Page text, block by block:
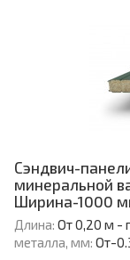
Сэндвич-
минеральной
Ширина-1000
Длина: От 0,20 м -
металла, мм: От-